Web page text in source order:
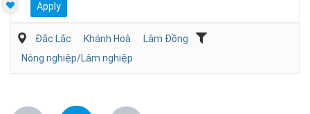
Apply
Đắc Lắc Khánh Hoà
Lâm Đồng
Nông nghiệp/Lâm nghiệp